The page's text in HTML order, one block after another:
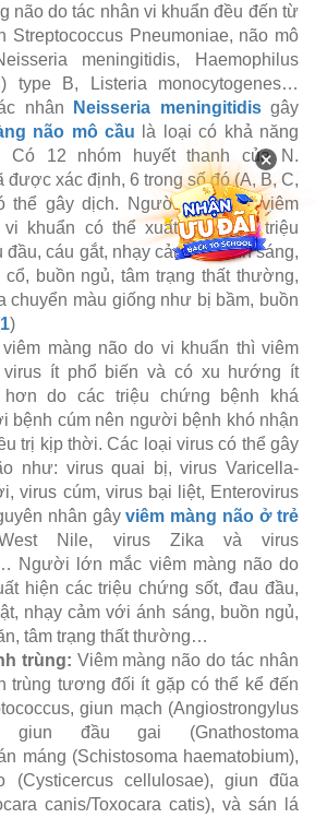
não do tác nhân vi khuẩn đều đến từ
Streptococcus Pneumoniae, não mô
meningitidis, Haemophilus
type B, Listeria monocytogenes…
nhân
Neisseria meningitidisgây
não mô cầu là loại có khả năng
Có 12 nhóm huyết thanh của N.
được xác định, 6 trong số đó (A, B, C,
thể gây dịch. Người lớn mắc viêm
vi khuẩn có thể xuất hiện các triệu
đầu, cáu gắt, nhạy cảm với ánh sáng,
buồn ngủ, tâm trạng thất thường,
chuyển màu giống như bị bầm, buồn
1)
màng não do vi khuẩn thì viêm
virus ít phổ biến và có xu hướng ít
hơn do các triệu chứng bệnh khá
bệnh cúm nên người bệnh khó nhận
trị kịp thời. Các loại virus có thể gây
như: virus quai bị, virus Varicella-
virus cúm, virus bại liệt, Enterovirus
nhân gâyviêm màng não ở trẻ
Nile, virus Zika và virus
Người lớn mắc viêm màng não do
hiện các triệu chứng sốt, đau đầu,
nhạy cảm với ánh sáng, buồn ngủ,
tâm trạng thất thường…
trùng: Viêm màng não do tác nhân
trùng tương đối ít gặp có thể kể đến
giun mạch (Angiostrongylus
giun đầu gai (Gnathostoma
máng (Schistosoma haematobium),
(Cysticercus cellulosae), giun đũa
canis/Toxocara catis), và sán lá
×